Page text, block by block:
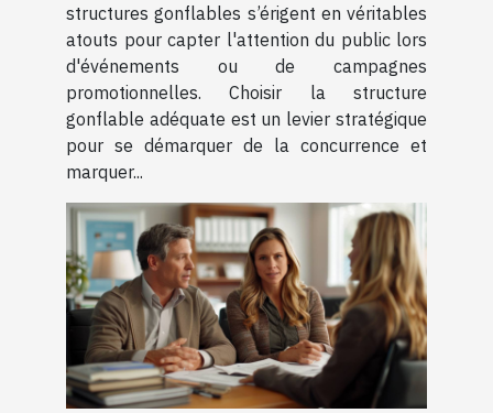
structures gonflables s’érigent en véritables
atouts pour capter l'attention du public lors
d'événements ou de campagnes
promotionnelles. Choisir la structure
gonflable adéquate est un levier stratégique
pour se démarquer de la concurrence et
marquer...